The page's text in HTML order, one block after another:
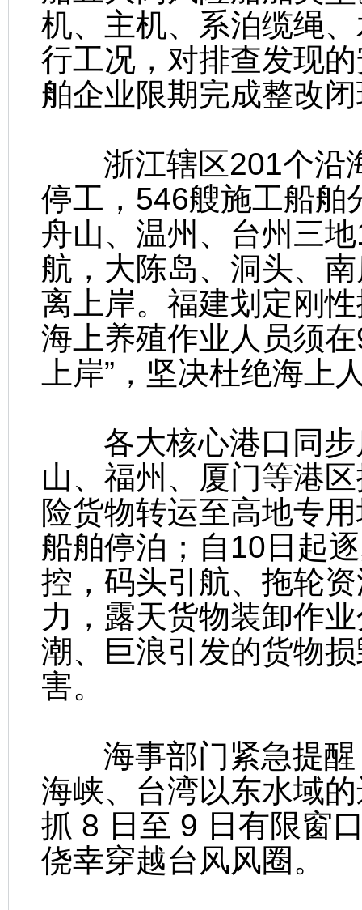
机、主机、系泊缆绳
行工况，对排查发现
舶企业限期完成整改
浙江辖区201个沿
停工，546艘施工船舶
舟山、温州、台州三
航，大陈岛、洞头、
离上岸。福建划定刚
海上养殖作业人员须
上岸”，坚决杜绝海上
各大核心港口同步
山、福州、厦门等港
险货物转运至高地专
船舶停泊；自10日起
控，码头引航、拖轮
力，露天货物装卸作
潮、巨浪引发的货物
害。
海事部门紧急提醒
海峡、台湾以东水域
抓 8 日至 9 日有限窗
侥幸穿越台风风圈。